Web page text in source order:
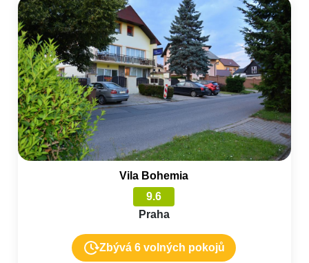
Vila Bohemia
9.6
Praha
Zbývá 6 volných pokojů